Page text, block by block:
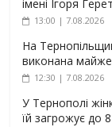
імені Ігоря
13:00 | 7.08.2026
На
виконана
12:30 | 7.08.2026
У Тернополі
їй загрожує до